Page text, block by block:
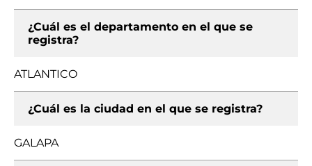
¿Cuál es el departamento en el que se
registra?
ATLANTICO
¿Cuál es la ciudad en el que se registra?
GALAPA